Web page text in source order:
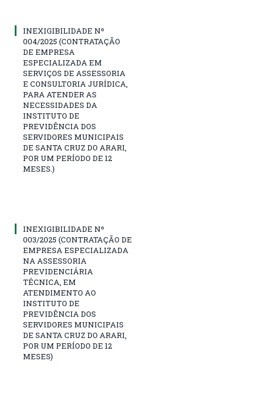
INEXIGIBILIDADE Nº
004/2025 (CONTRATAÇÃO
DE EMPRESA
ESPECIALIZADA EM
SERVIÇOS DE ASSESSORIA
E CONSULTORIA JURÍDICA,
PARA ATENDER AS
NECESSIDADES DA
INSTITUTO DE
PREVIDÊNCIA DOS
SERVIDORES MUNICIPAIS
DE SANTA CRUZ DO ARARI,
POR UM PERÍODO DE 12
MESES.)
INEXIGIBILIDADE Nº
003/2025 (CONTRATAÇÃO DE
EMPRESA ESPECIALIZADA
NA ASSESSORIA
PREVIDENCIÁRIA
TÉCNICA, EM
ATENDIMENTO AO
INSTITUTO DE
PREVIDÊNCIA DOS
SERVIDORES MUNICIPAIS
DE SANTA CRUZ DO ARARI,
POR UM PERÍODO DE 12
MESES)